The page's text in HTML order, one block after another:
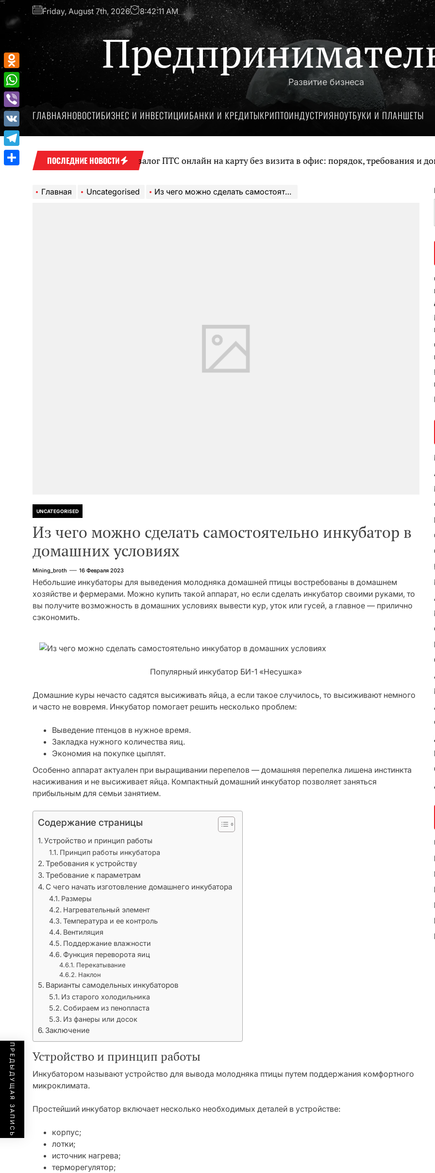
Перейти
содержимому
Friday, August 7th, 2026 8:42:12 AM
Развитие бизнеса
ГЛАВНАЯНОВОСТИБИЗНЕС И ИНВЕСТИЦИИБАНКИ И КРЕДИТЫКРИПТОИНДУСТРИЯНОУТБУКИ И ПЛАНШЕТЫ
ПОСЛЕДНИЕ НОВОСТИ
Оформление займа под залог ПТС онлайн на карту без визита в офис: порядок, требования и
Главная Uncategorised Из чего можно сделать самостоятельно инкубатор в домашних условиях
UNCATEGORISED
Из чего можно сделать самостоятельно инкубатор в
домашних условиях
Mining_broth 16 Февраля 2023
Небольшие инкубаторы для выведения молодняка домашней птицы востребованы в домашнем
хозяйстве и фермерами. Можно купить такой аппарат, но если сделать инкубатор своими руками, то
вы получите возможность в домашних условиях вывести кур, уток или гусей, а главное — прилично
сэкономить.
Популярный инкубатор БИ-1 «Несушка»
Домашние куры нечасто садятся высиживать яйца, а если такое случилось, то высиживают немного
и часто не вовремя. Инкубатор помогает решить несколько проблем:
Выведение птенцов в нужное время.
Закладка нужного количества яиц.
Экономия на покупке цыплят.
Особенно аппарат актуален при выращивании перепелов — домашняя перепелка лишена инстинкта
насиживания и не высиживает яйца. Компактный домашний инкубатор позволяет заняться
прибыльным для семьи занятием.
Содержание страницы
Устройство и принцип работы
Принцип работы инкубатора
Требования к устройству
Требование к параметрам
С чего начать изготовление домашнего инкубатора
Размеры
Нагревательный элемент
Температура и ее контроль
Вентиляция
Поддержание влажности
Функция переворота яиц
Перекатывание
Наклон
Варианты самодельных инкубаторов
Из старого холодильника
Собираем из пенопласта
Из фанеры или досок
Заключение
Устройство и принцип работы
Инкубатором называют устройство для вывода молодняка птицы путем поддержания комфортного
микроклимата.
Простейший инкубатор включает несколько необходимых деталей в устройстве:
корпус;
лотки;
источник нагрева;
терморегулятор;
ПРЕДЫДУЩАЯ ЗАПИСЬ
Odnoklassniki
WhatsApp
Viber
VK
Telegram
Отправить